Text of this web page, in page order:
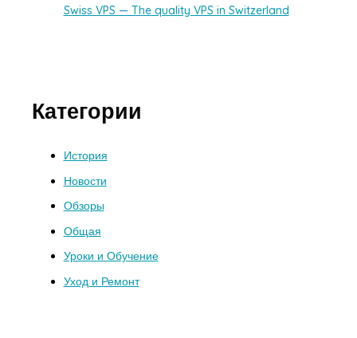
Swiss VPS — The quality VPS in Switzerland
Категории
История
Новости
Обзоры
Общая
Уроки и Обучение
Уход и Ремонт